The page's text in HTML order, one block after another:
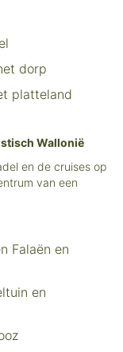
dorp
platteland
Wallonië
en de cruises op
van een
Falaën en
en